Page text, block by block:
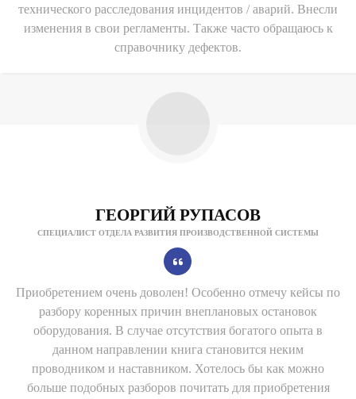
технического расследования инцидентов / аварий. Внесли
изменения в свои регламенты. Также часто обращаюсь к
справочнику дефектов.
ГЕОРГИЙ РУПАСОВ
СПЕЦИАЛИСТ ОТДЕЛА РАЗВИТИЯ ПРОИЗВОДСТВЕННОЙ СИСТЕМЫ
Приобретением очень доволен! Особенно отмечу кейсы по
разбору коренных причин внеплановых остановок
оборудования. В случае отсутствия богатого опыта в
данном направлении книга становится неким
проводником и наставником. Хотелось бы как можно
больше подобных разборов почитать для приобретения